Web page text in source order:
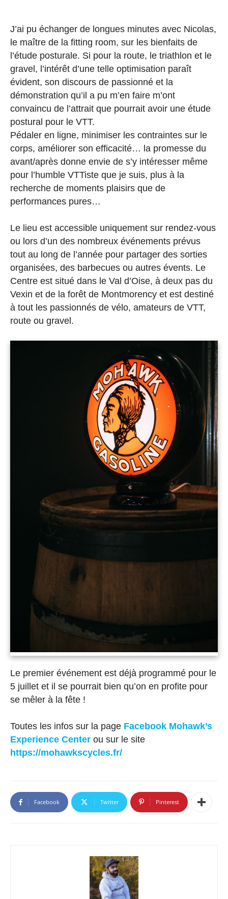
J’ai pu échanger de longues minutes avec Nicolas,
le maître de la fitting room, sur les bienfaits de
l’étude posturale. Si pour la route, le triathlon et le
gravel, l’intérêt d’une telle optimisation paraît
évident, son discours de passionné et la
démonstration qu’il a pu m’en faire m’ont
convaincu de l’attrait que pourrait avoir une étude
postural pour le VTT.
Pédaler en ligne, minimiser les contraintes sur le
corps, améliorer son efficacité… la promesse du
avant/après donne envie de s’y intéresser même
pour l’humble VTTiste que je suis, plus à la
recherche de moments plaisirs que de
performances pures…
Le lieu est accessible uniquement sur rendez-vous
ou lors d’un des nombreux événements prévus
tout au long de l’année pour partager des sorties
organisées, des barbecues ou autres évents. Le
Centre est situé dans le Val d’Oise, à deux pas du
Vexin et de la forêt de Montmorency et est destiné
à tout les passionnés de vélo, amateurs de VTT,
route ou gravel.
Le premier événement est déjà programmé pour le
5 juillet et il se pourrait bien qu’on en profite pour
se mêler à la fête !
Toutes les infos sur la page Facebook Mohawk’s
Experience Center ou sur le site
https://mohawkscycles.fr/
Facebook Twitter Pinterest